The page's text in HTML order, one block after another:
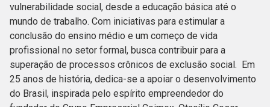
vulnerabilidade social, desde a educação básica até o
mundo de trabalho. Com iniciativas para estimular a
conclusão do ensino médio e um começo de vida
profissional no setor formal, busca contribuir para a
superação de processos crônicos de exclusão social. Em
25 anos de história, dedica-se a apoiar o desenvolvimento
do Brasil, inspirada pelo espírito empreendedor do